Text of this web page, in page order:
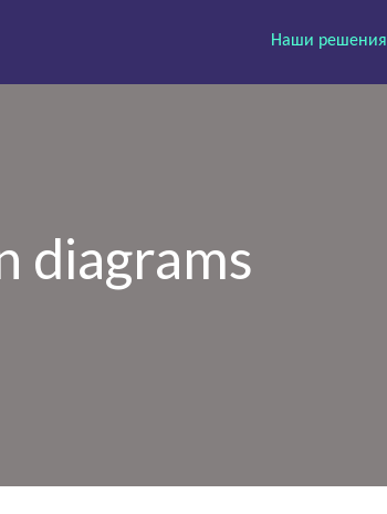
Наши решения
diagrams